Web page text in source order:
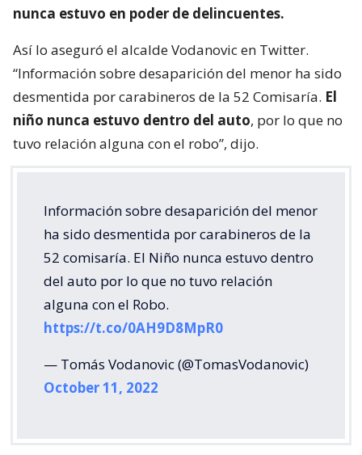
nunca estuvo en poder de delincuentes.
Así lo aseguró el alcalde Vodanovic en Twitter.
“Información sobre desaparición del menor ha sido
desmentida por carabineros de la 52 Comisaría. El
niño nunca estuvo dentro del auto, por lo que no
tuvo relación alguna con el robo”, dijo.
Información sobre desaparición del menor
ha sido desmentida por carabineros de la
52 comisaría. El Niño nunca estuvo dentro
del auto por lo que no tuvo relación
alguna con el Robo.
https://t.co/0AH9D8MpR0
— Tomás Vodanovic (@TomasVodanovic)
October 11, 2022